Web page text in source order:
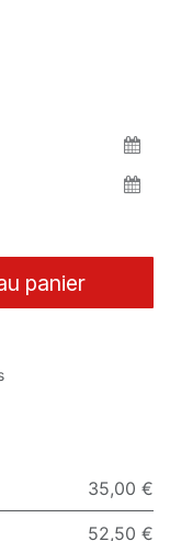
panier
35,00 €
52,50 €